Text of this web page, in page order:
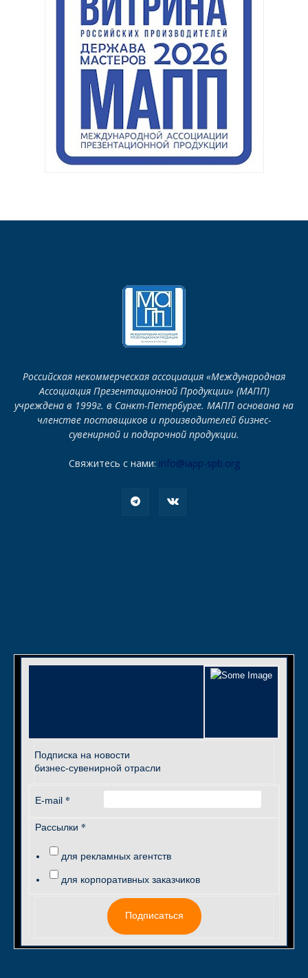
Российская некоммерческая ассоциация «Международная
Ассоциация Презентационной Продукции» (МАПП)
учреждена в 1999г. в Санкт-Петербурге. МАПП основана на
членстве поставщиков и производителей бизнес-
сувенирной и подарочной продукции.
Свяжитесь с нами: info@iapp-spb.org
Подписка на новости
бизнес-сувенирной отрасли
E-mail *
Рассылки *
для рекламных агентств
для корпоративных заказчиков
Подписаться